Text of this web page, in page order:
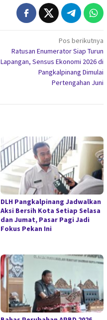
Pos berikutnya
Ratusan Enumerator Siap Turun
Lapangan, Sensus Ekonomi 2026 di
Pangkalpinang Dimulai
Pertengahan Juni
DLH Pangkalpinang Jadwalkan
Aksi Bersih Kota Setiap Selasa
dan Jumat, Pasar Pagi Jadi
Fokus Pekan Ini